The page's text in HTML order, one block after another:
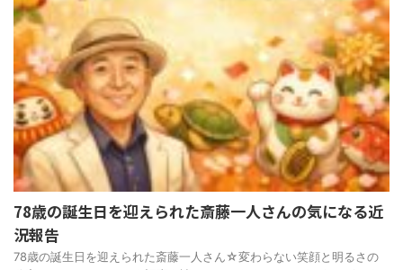
78歳の誕生日を迎えられた斎藤一人さんの気になる近
況報告
78歳の誕生日を迎えられた斎藤一人さん☆変わらない笑顔と明るさの